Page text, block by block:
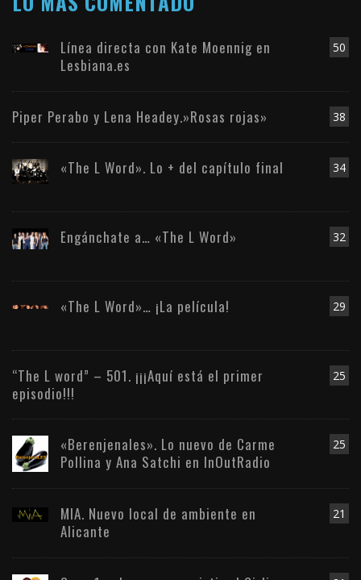
50
Línea directa con Kate Moennig en
Lesbiana.es
38
Piper Perabo y Lena Headey.»Rosas rojas»
34
«The L Word». Lo + del capítulo final
32
Engánchate a… «The L Word»
29
«The L Word»… ¡La película!
25
“The L word” – 501. ¡¡¡Aquí está el primer
episodio!!!
25
«Berenjenales». Lo nuevo de Carme
Pollina y Ana Satchi en InOutRadio
21
MIA. Nuevo local de ambiente en
Alicante